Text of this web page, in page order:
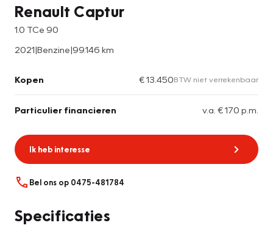
Renault Captur
1.0 TCe 90
2021|Benzine|99.146 km
Kopen € 13.450BTW niet verrekenbaar
Particulier financieren v.a. € 170 p.m.
Ik heb interesse
Bel ons op 0475-481784
Specificaties